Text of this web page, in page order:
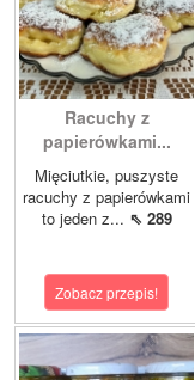
Racuchy z
papierówkami...
Mięciutkie, puszyste
racuchy z papierówkami
to jeden z... ⇖ 289
Zobacz przepis!